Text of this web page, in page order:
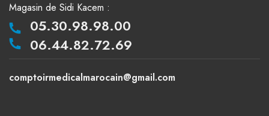
Magasin de Sidi Kacem :
05.30.98.98.00
06.44.82.72.69
comptoirmedicalmarocain@gmail.com